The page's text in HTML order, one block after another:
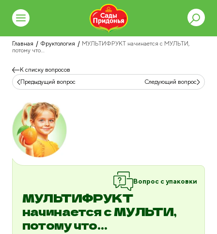
Главная Фруктология
МУЛЬТИФРУКТ начинается с МУЛЬТИ,
потому что…
К списку вопросов
Предыдущий вопрос
Следующий вопрос
Вопрос с упаковки
МУЛЬТИФРУКТ
начинается с МУЛЬТИ,
потому что…